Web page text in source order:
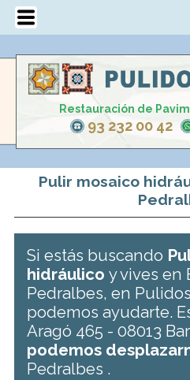
Restauración de
93 232 00 42
Pulir mosaico
Si estás buscando
hidráulicoy vives en
Pedralbes, en
podemos ayudarte.
Aragó 465 - 08013
podemos
Pedralbes .